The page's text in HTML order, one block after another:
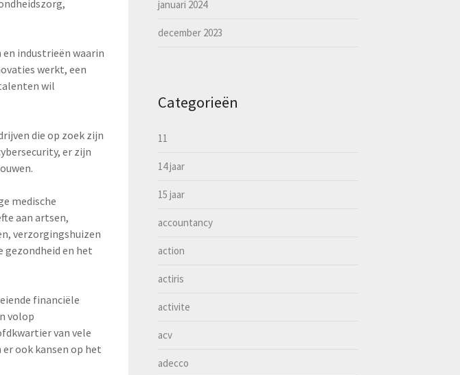
en industrieën waarin
werkt, een
wil
die op zoek zijn
er zijn
medische
aan artsen,
verzorgingshuizen
gezondheid en het
financiële
volop
van vele
ook kansen op het
januari 2024
december 2023
Categorieën
11
14 jaar
15 jaar
accountancy
action
actiris
activite
acv
adecco